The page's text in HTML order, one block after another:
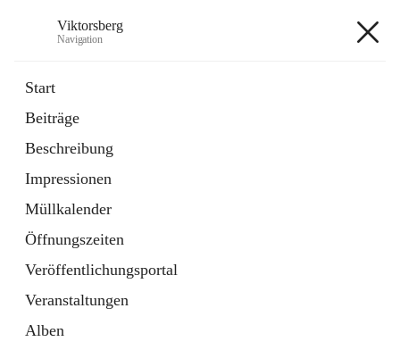
Viktorsberg
Navigation
Start
Beiträge
Beschreibung
Impressionen
Müllkalender
Öffnungszeiten
Veröffentlichungsportal
Veranstaltungen
Alben
1 Schnellzugriff
Bürgerservice
10 Schnellzugriffe